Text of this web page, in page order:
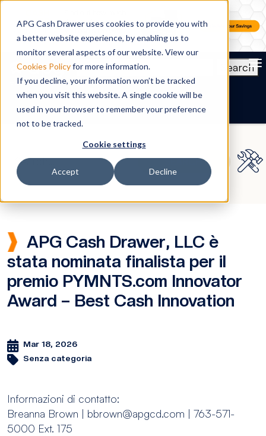
APG Cash Drawer uses cookies to provide you with
a better website experience, by enabling us to
monitor several aspects of our website. View our
Cookies Policyfor more information.
If you decline, your information won’t be tracked
when you visit this website. A single cookie will be
used in your browser to remember your preference
not to be tracked.
Cookie settings
Accept Decline
Search
IT
APG Cash Drawer, LLC è
stata nominata finalista per il
premio PYMNTS.com Innovator
Award – Best Cash Innovation
Mar 18, 2026
Senza categoria
Informazioni di contatto:
Breanna Brown | bbrown@apgcd.com | 763-571-
5000 Ext. 175